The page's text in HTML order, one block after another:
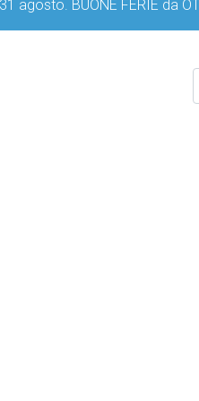
BUONE FERIE da